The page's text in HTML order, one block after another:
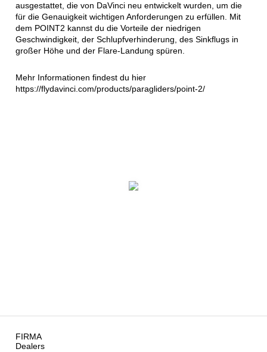
ausgestattet, die von DaVinci neu entwickelt wurden, um die
für die Genauigkeit wichtigen Anforderungen zu erfüllen. Mit
dem POINT2 kannst du die Vorteile der niedrigen
Geschwindigkeit, der Schlupfverhinderung, des Sinkflugs in
großer Höhe und der Flare-Landung spüren.
Mehr Informationen findest du hier
https://flydavinci.com/products/paragliders/point-2/
FIRMA
Dealers